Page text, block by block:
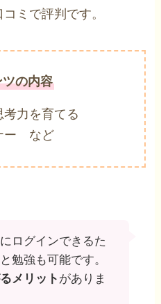
コミで評判です。
の内容
力を育てる
ー など
ログインできるた
勉強も可能です。
メリット がありま